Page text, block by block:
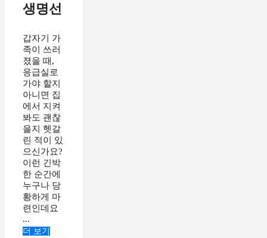
생명선
갑자기 가
족이 쓰러
졌을 때,
응급실로
가야 할지
아니면 집
에서 지켜
봐도 괜찮
을지 헷갈
린 적이 있
으신가요?
이런 긴박
한 순간에
누구나 당
황하게 마
련인데요
...
더 보기